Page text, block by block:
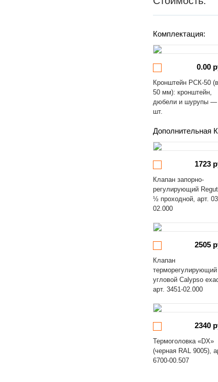
Комплектация:
0.00
Кронштейн РСК-50
50 мм): кронштейн,
дюбели и шурупы —
шт.
Дополнительная
1723
Клапан запорно-
регулирующий
½ проходной, арт.
02.000
2505
Клапан
терморегулирующий
угловой Calypso
арт. 3451-02.000
2340
Термоголовка «DX»
(черная RAL 9005),
6700-00.507